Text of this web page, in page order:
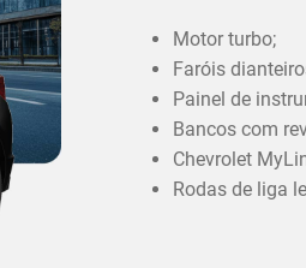
Motor turbo;
Faróis
Painel de
Bancos com
Chevrolet
Rodas de liga